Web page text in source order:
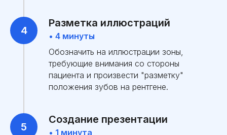
Разметка иллюстраций
• 4 минуты
Обозначить на иллюстрации зоны,
требующие внимания со стороны
пациента и произвести "разметку"
положения зубов на рентгене.
Создание презентации
• 1 минута